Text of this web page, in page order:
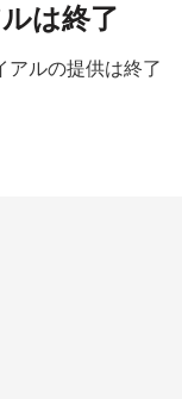
は終了
アルの提供は終了